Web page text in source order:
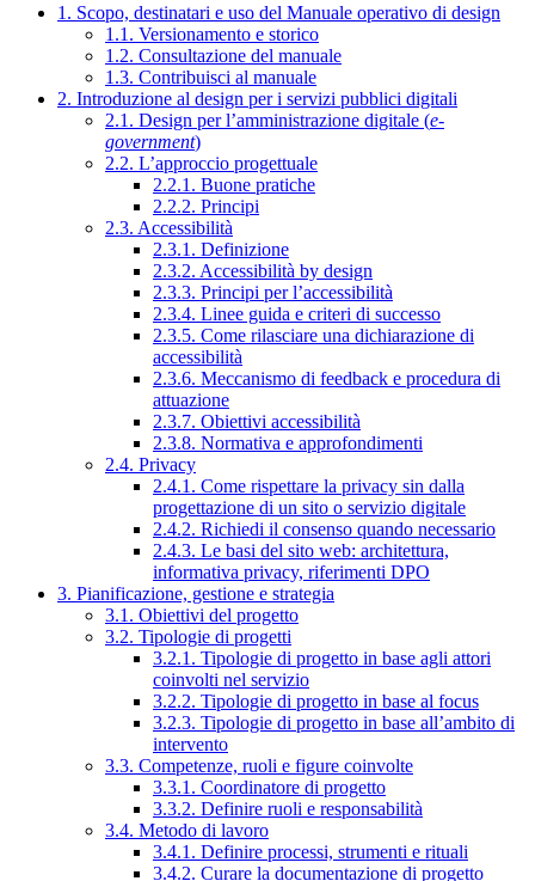
1. Scopo, destinatari e uso del Manuale operativo di design
1.1. Versionamento e storico
1.2. Consultazione del manuale
1.3. Contribuisci al manuale
2. Introduzione al design per i servizi pubblici digitali
2.1. Design per l’amministrazione digitale (e-
government)
2.2. L’approccio progettuale
2.2.1. Buone pratiche
2.2.2. Principi
2.3. Accessibilità
2.3.1. Definizione
2.3.2. Accessibilità by design
2.3.3. Principi per l’accessibilità
2.3.4. Linee guida e criteri di successo
2.3.5. Come rilasciare una dichiarazione di
accessibilità
2.3.6. Meccanismo di feedback e procedura di
attuazione
2.3.7. Obiettivi accessibilità
2.3.8. Normativa e approfondimenti
2.4. Privacy
2.4.1. Come rispettare la privacy sin dalla
progettazione di un sito o servizio digitale
2.4.2. Richiedi il consenso quando necessario
2.4.3. Le basi del sito web: architettura,
informativa privacy, riferimenti DPO
3. Pianificazione, gestione e strategia
3.1. Obiettivi del progetto
3.2. Tipologie di progetti
3.2.1. Tipologie di progetto in base agli attori
coinvolti nel servizio
3.2.2. Tipologie di progetto in base al focus
3.2.3. Tipologie di progetto in base all’ambito di
intervento
3.3. Competenze, ruoli e figure coinvolte
3.3.1. Coordinatore di progetto
3.3.2. Definire ruoli e responsabilità
3.4. Metodo di lavoro
3.4.1. Definire processi, strumenti e rituali
3.4.2. Curare la documentazione di progetto